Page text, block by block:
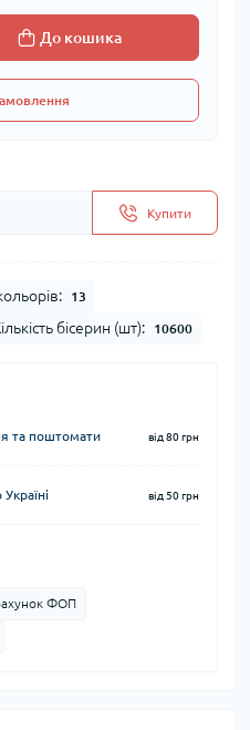
До кошика
Купити
13
бісерин (шт): 10600
та поштомати від 80 грн
від 50 грн
ФОП